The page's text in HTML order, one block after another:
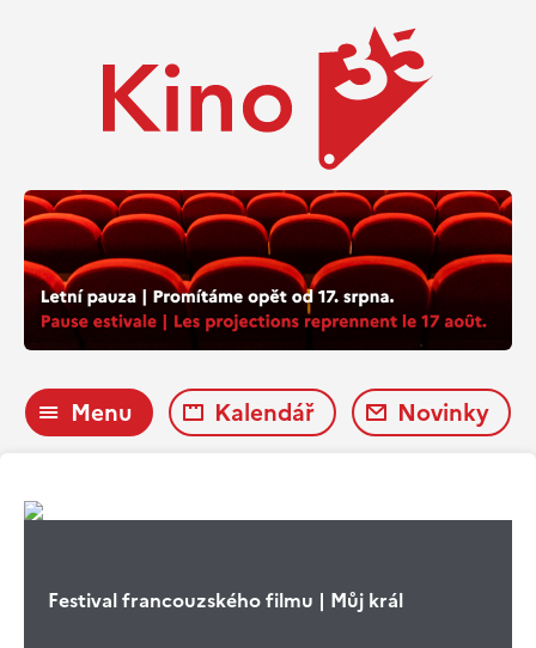
Menu Kalendář Novinky
Festival francouzského filmu | Můj král